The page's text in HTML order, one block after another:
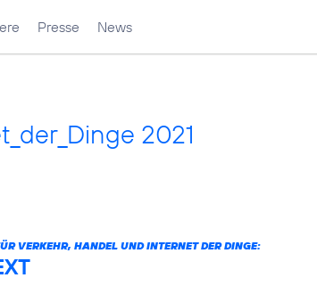
Presse News
2021
VERKEHR, HANDEL UND INTERNET DER DINGE: